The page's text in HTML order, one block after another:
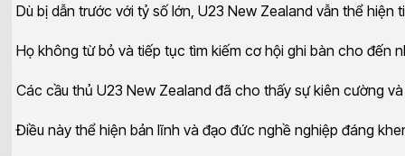
Dù bị dẫn trước với tỷ số lớn, U23 New Zealand vẫn thể hiện
Họ không từ bỏ và tiếp tục tìm kiếm cơ hội ghi bàn cho đến
Các cầu thủ U23 New Zealand đã cho thấy sự kiên cường
Điều này thể hiện bản lĩnh và đạo đức nghề nghiệp đáng